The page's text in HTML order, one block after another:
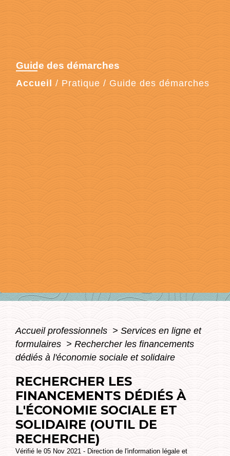
Guide des démarches
Accueil / Pratique / Guide des démarches
Accueil professionnels > Services en ligne et
formulaires > Rechercher les financements
dédiés à l'économie sociale et solidaire
RECHERCHER LES
FINANCEMENTS DÉDIÉS À
L'ÉCONOMIE SOCIALE ET
SOLIDAIRE (OUTIL DE
RECHERCHE)
Vérifié le 05 Nov 2021 - Direction de l'information légale et